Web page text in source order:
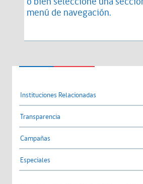
menú de navegación.
Instituciones Relacionadas
Transparencia
Campañas
Especiales